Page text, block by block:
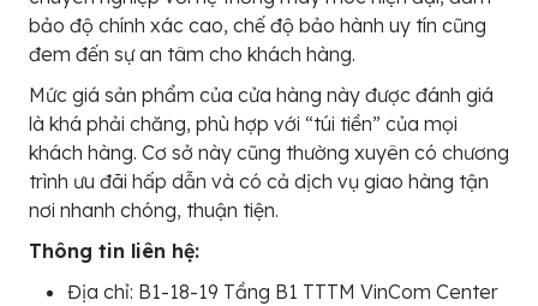
bảo độ chính xác cao, chế độ bảo hành uy tín cũng
đem đến sự an tâm cho khách hàng.
Mức giá sản phẩm của cửa hàng này được đánh giá
là khá phải chăng, phù hợp với “túi tiền” của mọi
khách hàng. Cơ sở này cũng thường xuyên có chương
trình ưu đãi hấp dẫn và có cả dịch vụ giao hàng tận
nơi nhanh chóng, thuận tiện.
Thông tin liên hệ:
Địa chỉ: B1-18-19 Tầng B1 TTTM VinCom Center